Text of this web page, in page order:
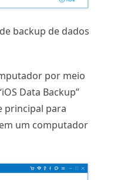
backup de dados
por meio
Data Backup”
principal para
um computador